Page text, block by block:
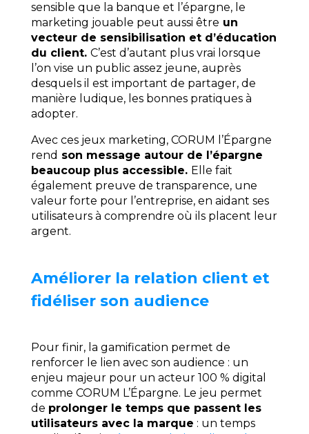
sensible que la banque et l’épargne, le
marketing jouable peut aussi être un
vecteur de sensibilisation et d’éducation
du client. C’est d’autant plus vrai lorsque
l’on vise un public assez jeune, auprès
desquels il est important de partager, de
manière ludique, les bonnes pratiques à
adopter.
Avec ces jeux marketing, CORUM l’Épargne
rend son message autour de l’épargne
beaucoup plus accessible. Elle fait
également preuve de transparence, une
valeur forte pour l’entreprise, en aidant ses
utilisateurs à comprendre où ils placent leur
argent.
Améliorer la relation client et
fidéliser son audience
Pour finir, la gamification permet de
renforcer le lien avec son audience : un
enjeu majeur pour un acteur 100 % digital
comme CORUM L’Épargne. Le jeu permet
de prolonger le temps que passent les
utilisateurs avec la marque : un temps